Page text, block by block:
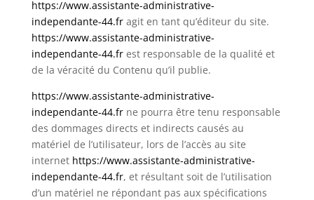
https://www.assistante-administrative-
independante-44.fragit en tant qu’éditeur du site.
https://www.assistante-administrative-
independante-44.frest responsable de la qualité et
de la véracité du Contenu qu’il publie.
https://www.assistante-administrative-
independante-44.frne pourra être tenu responsable
des dommages directs et indirects causés au
matériel de l’utilisateur, lors de l’accès au site
internet https://www.assistante-administrative-
independante-44.fr, et résultant soit de l’utilisation
d’un matériel ne répondant pas aux spécifications